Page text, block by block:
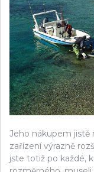
Jeho nákupem jistě
zařízení výrazně
jste totiž po každé,